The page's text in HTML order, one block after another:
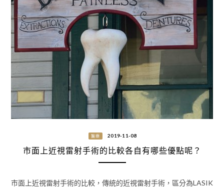
醫療 2019-11-08
市面上近視雷射手術的比較各自有哪些優點呢？
市面上近視雷射手術的比較，傳統的近視雷射手術，區分為LASIK